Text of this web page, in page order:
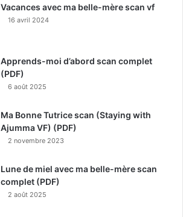
Vacances avec ma belle-mère scan vf
16 avril 2024
Apprends-moi d’abord scan complet
(PDF)
6 août 2025
Ma Bonne Tutrice scan (Staying with
Ajumma VF) (PDF)
2 novembre 2023
Lune de miel avec ma belle-mère scan
complet (PDF)
2 août 2025